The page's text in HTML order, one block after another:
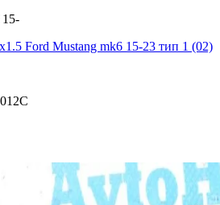
Ford Mustang mk6 15-23 тип 1 (02)